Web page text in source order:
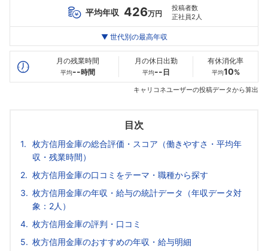
平均年収 426万円
投稿者数
正社員2人
最高年収
20代
410万
30代
442万
--万
▼ 世代別の最高年収
月の残業時間
平均--時間
月の休日出勤
平均-- 日
有休消化率
平均10%
キャリコネユーザーの投稿データから算出
目次
枚方信用金庫の総合評価・スコア（働きやすさ・平均年
収・残業時間）
枚方信用金庫の口コミをテーマ・職種から探す
枚方信用金庫の年収・給与の統計データ（年収データ対
象：2人）
枚方信用金庫の評判・口コミ
枚方信用金庫のおすすめの年収・給与明細